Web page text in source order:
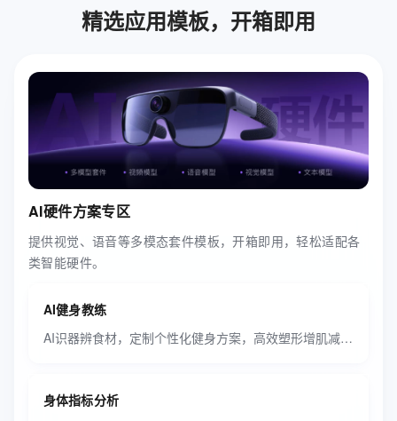
精选应用模板，开箱即用
AI硬件方案专区
提供视觉、语音等多模态套件模板，开箱即用，轻松适配各
类智能硬件。
AI健身教练
AI识器辨食材，定制个性化健身方案，高效塑形增肌减脂。
身体指标分析